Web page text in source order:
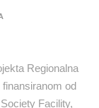
Regionalna
od
Facility,